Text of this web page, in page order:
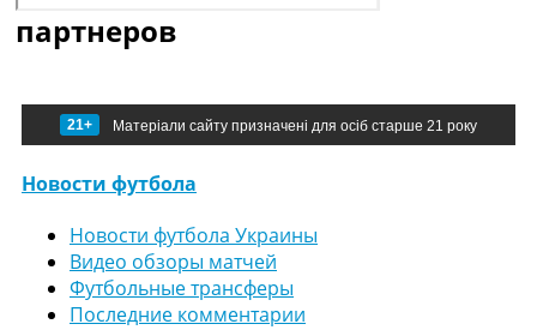
партнеров
21+ Матеріали сайту призначені для осіб старше 21 року
Новости футбола
Новости футбола Украины
Видео обзоры матчей
Футбольные трансферы
Последние комментарии